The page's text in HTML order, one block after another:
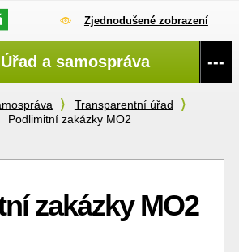
Zjednodušené zobrazení
Transparentní úřad
Podlimitní zakázky MO2
zakázky MO2
Úřad a samospráva ---